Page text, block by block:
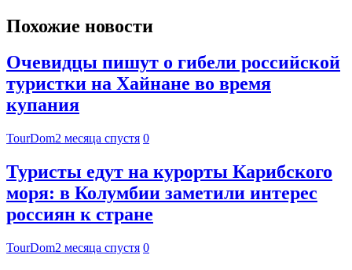
Похожие новости
Очевидцы пишут о гибели российской
туристки на Хайнане во время
купания
TourDom2 месяца спустя 0
Туристы едут на курорты Карибского
моря: в Колумбии заметили интерес
россиян к стране
TourDom2 месяца спустя 0